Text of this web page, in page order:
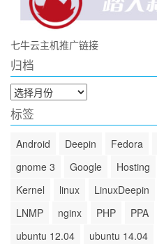
七牛云主机推广链接
归档
归
档
标签
Android Deepin Fedora
gnome 3
Google Hosting
Kernel
linux LinuxDeepin
LNMP
nginx PHP PPA
ubuntu 12.04
ubuntu 14.04